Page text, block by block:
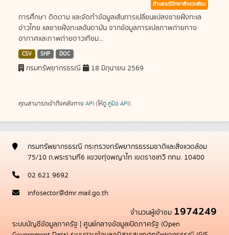
ด้านธรณีวิทยาสิ่งแวดล้อม
การศึกษา ติดตาม และจัดทำข้อมูลเส้นการเปลี่ยนแปลงชายฝั่งทะเล
อ่าวไทย แลชายฝั่งทะเลอันดามัน จากข้อมูลการแปลภาพถ่ายทาง
อากาศและภาพถ่ายดาวเทียม...
CSV SHP DOC
กรมทรัพยากรธรณี 18 มิถุนายน 2569
คุณสามารถเข้าถึงคลังทาง API (ให้ดู คู่มือ API).
กรมทรัพยากรธรณี กระทรวงทรัพยากรธรรมชาติและสิ่งแวดล้อม
75/10 ถ.พระรามที่6 แขวงทุ่งพญาไท เขตราชเทวี กทม. 10400
02 621 9692
infosector@dmr.mail.go.th
จำนวนผู้เข้าชม 1974249
ระบบบัญชีข้อมูลภาครัฐ | ศูนย์กลางข้อมูลเปิดภาครัฐ (Open